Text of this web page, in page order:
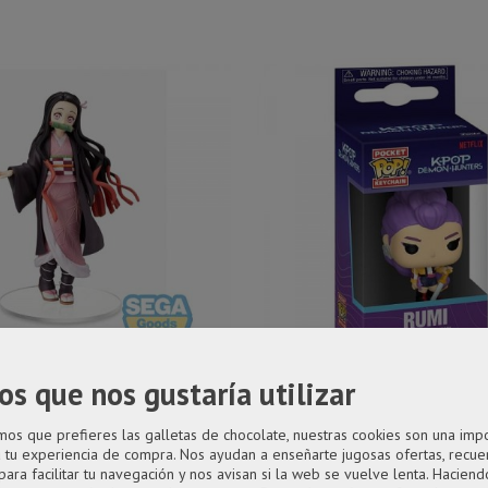
Nezuko Kamado 15 cm de...
Kimetsu no Yaiba SPM
Nezuko Kamado Sibling...
Llavero pop Rumi de Kpop
KPop Demon Hunters
Vinyl Rumi 4 cm Surtido
que nos gustaría utilizar
que prefieres las galletas de chocolate, nuestras cookies son una
tu experiencia de compra. Nos ayudan a enseñarte jugosas ofertas,
facilitar tu navegación y nos avisan si la web se vuelve lenta.